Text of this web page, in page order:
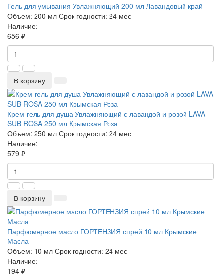
Гель для умывания Увлажняющий 200 мл Лавандовый край
Объем: 200 мл Срок годности: 24 мес
Наличие:
656 ₽
В корзину
Крем-гель для душа Увлажняющий с лавандой и розой LAVA
SUB ROSA 250 мл Крымская Роза
Объем: 250 мл Срок годности: 24 мес
Наличие:
579 ₽
В корзину
Парфюмерное масло ГОРТЕНЗИЯ спрей 10 мл Крымские
Масла
Объем: 10 мл Срок годности: 24 мес
Наличие:
194 ₽